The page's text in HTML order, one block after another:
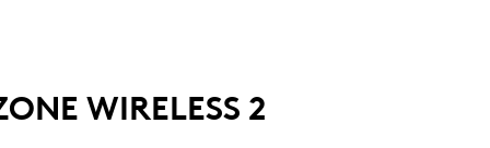
WIRELESS 2